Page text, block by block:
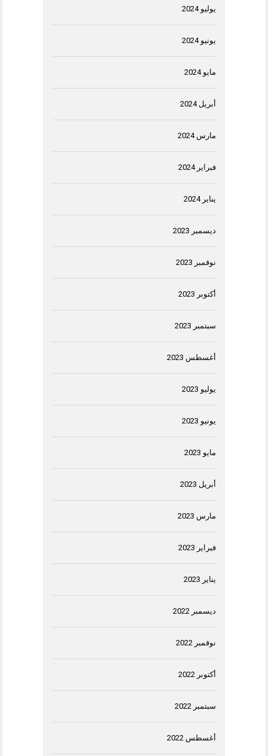
يوليو 2024
يونيو 2024
مايو 2024
أبريل 2024
مارس 2024
فبراير 2024
يناير 2024
ديسمبر 2023
نوفمبر 2023
أكتوبر 2023
سبتمبر 2023
أغسطس 2023
يوليو 2023
يونيو 2023
مايو 2023
أبريل 2023
مارس 2023
فبراير 2023
يناير 2023
ديسمبر 2022
نوفمبر 2022
أكتوبر 2022
سبتمبر 2022
أغسطس 2022